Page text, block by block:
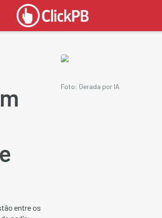
entre os
Foto: Gerada por IA